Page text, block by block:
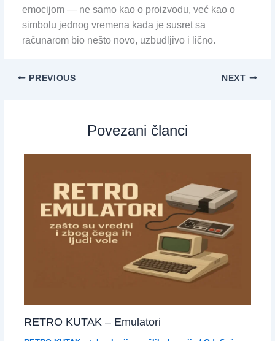
emocijom — ne samo kao o proizvodu, već kao o
simbolu jednog vremena kada je susret sa
računarom bio nešto novo, uzbudljivo i lično.
PREVIOUS NEXT
Povezani članci
RETRO KUTAK – Emulatori